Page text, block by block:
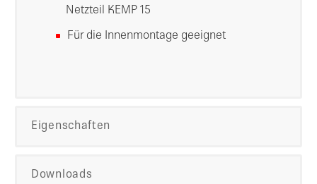
Netzteil KEMP 15
Für die Innenmontage geeignet
Eigenschaften
Downloads